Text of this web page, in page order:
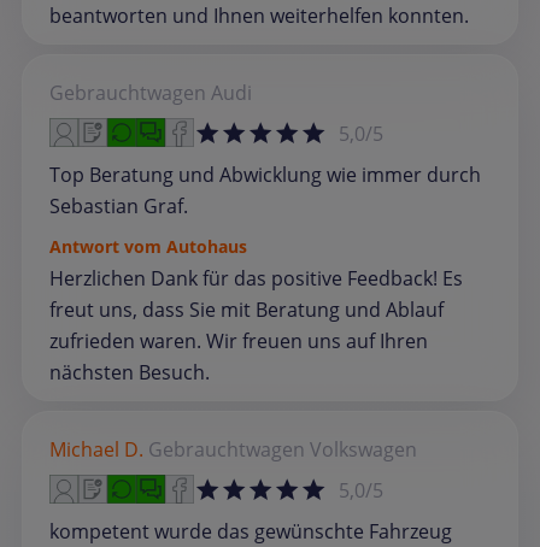
beantworten und Ihnen weiterhelfen konnten.
Gebrauchtwagen Audi
5,0/5
Top Beratung und Abwicklung wie immer durch
Sebastian Graf.
Antwort vom Autohaus
Herzlichen Dank für das positive Feedback! Es
freut uns, dass Sie mit Beratung und Ablauf
zufrieden waren. Wir freuen uns auf Ihren
nächsten Besuch.
Michael D. Gebrauchtwagen Volkswagen
5,0/5
kompetent wurde das gewünschte Fahrzeug